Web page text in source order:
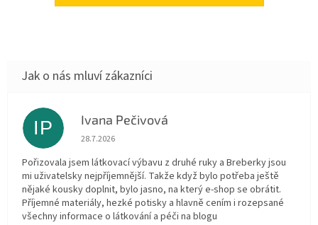
IP Ivana Pečivová
Hodnocení obchodu je 5 z 5 hvězdiček.
28.7.2026
Pořizovala jsem látkovací výbavu z druhé ruky a Breberky jsou
mi uživatelsky nejpříjemnější. Takže když bylo potřeba ještě
nějaké kousky doplnit, bylo jasno, na který e-shop se obrátit.
Příjemné materiály, hezké potisky a hlavně cením i rozepsané
všechny informace o látkování a péči na blogu